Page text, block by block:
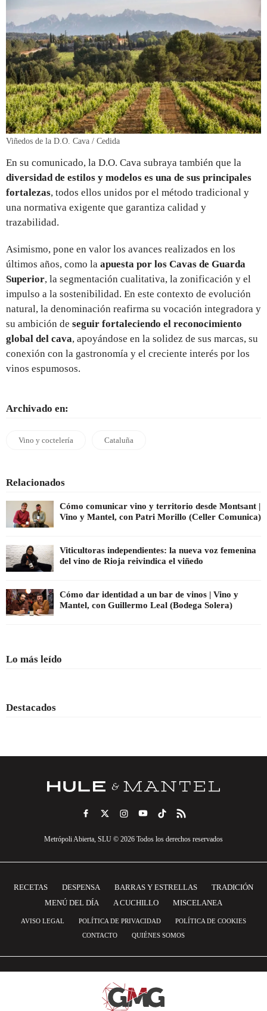
Viñedos de la D.O. Cava / Cedida
En su comunicado, la D.O. Cava subraya también que la
diversidad de estilos y modelos es una de sus principales
fortalezas, todos ellos unidos por el método tradicional y
una normativa exigente que garantiza calidad y
trazabilidad.
Asimismo, pone en valor los avances realizados en los
últimos años, como la apuesta por los Cavas de Guarda
Superior, la segmentación cualitativa, la zonificación y el
impulso a la sostenibilidad. En este contexto de evolución
natural, la denominación reafirma su vocación integradora y
su ambición de seguir fortaleciendo el reconocimiento
global del cava, apoyándose en la solidez de sus marcas, su
conexión con la gastronomía y el creciente interés por los
vinos espumosos.
Archivado en:
Vino y coctelería Cataluña
Relacionados
Cómo comunicar vino y territorio desde Montsant |
Vino y Mantel, con Patri Morillo (Celler Comunica)
Viticultoras independientes: la nueva voz femenina
del vino de Rioja reivindica el viñedo
Cómo dar identidad a un bar de vinos | Vino y
Mantel, con Guillermo Leal (Bodega Solera)
Lo más leído
Destacados
Metrópoli Abierta, SLU © 2026 Todos los derechos reservados
RECETAS DESPENSA BARRAS Y ESTRELLAS
TRADICIÓN
MENÚ DEL DÍA
A CUCHILLO MISCELANEA
AVISO LEGAL POLÍTICA DE PRIVACIDAD
POLÍTICA DE COOKIES
CONTACTO
QUIÉNES SOMOS